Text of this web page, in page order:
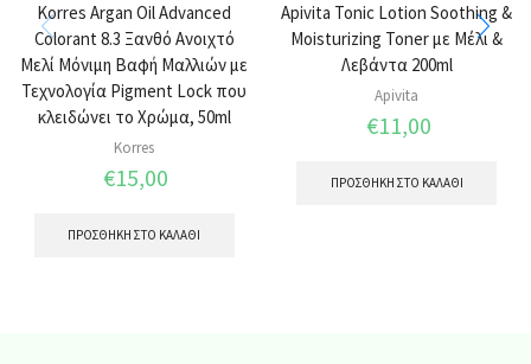
Korres Argan Oil Advanced
Colorant 8.3 Ξανθό Ανοιχτό
Μελί Μόνιμη Βαφή Μαλλιών με
Τεχνολογία Pigment Lock που
κλειδώνει το Χρώμα, 50ml
Korres
€15,00
ΠΡΟΣΘΉΚΗ ΣΤΟ ΚΑΛΆΘΙ
Apivita Tonic Lotion Soothing &
Moisturizing Toner με Μέλι &
Λεβάντα 200ml
Apivita
€11,00
ΠΡΟΣΘΉΚΗ ΣΤΟ ΚΑΛΆΘΙ